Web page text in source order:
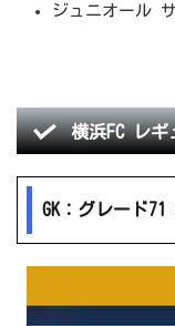
ジュニオール
横浜FC レギ
GK：グレード